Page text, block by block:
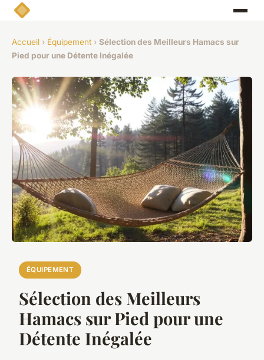
Accueil › Équipement › Sélection des Meilleurs Hamacs sur
Pied pour une Détente Inégalée
ÉQUIPEMENT
Sélection des Meilleurs
Hamacs sur Pied pour une
Détente Inégalée